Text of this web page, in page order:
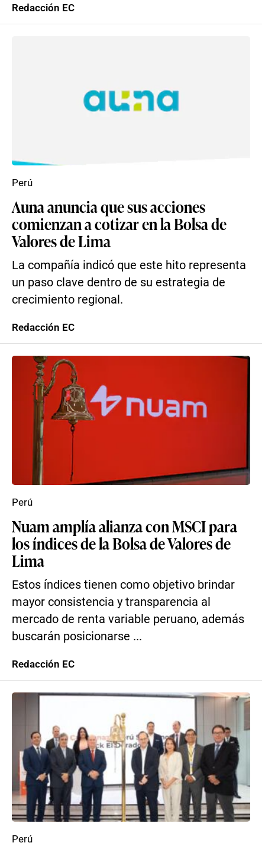
Redacción EC
Auna anuncia que sus acciones
comienzan a cotizar en la Bolsa de
Valores de Lima
La compañía indicó que este hito representa
un paso clave dentro de su estrategia de
crecimiento regional.
Perú
Redacción EC
Nuam amplía alianza con MSCI para
los índices de la Bolsa de Valores de
Lima
Estos índices tienen como objetivo brindar
mayor consistencia y transparencia al
mercado de renta variable peruano, además
buscarán posicionarse ...
Perú
Redacción EC
Perú